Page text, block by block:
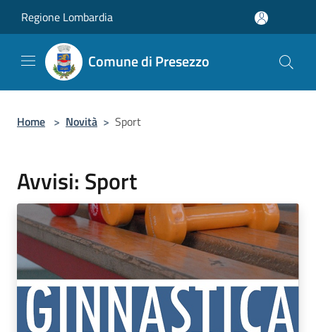
Regione Lombardia
Comune di Presezzo
Home > Novità > Sport
Avvisi: Sport